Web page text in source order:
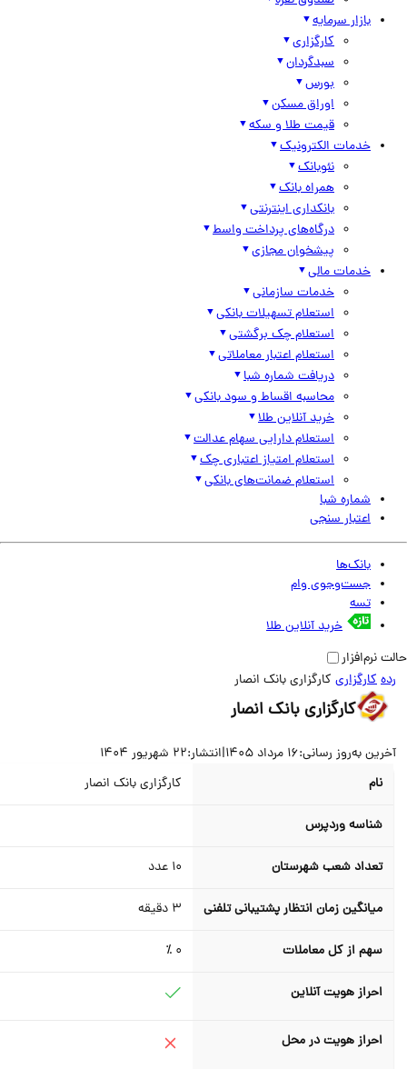
بازار سرمایه
کارگزاری
سبدگردان
بورس
اوراق مسکن
قیمت طلا و سکه
خدمات الکترونیک
نئوبانک
همراه بانک
بانکداری اینترنتی
درگاه‌های پرداخت واسط
پیشخوان مجازی
خدمات مالی
خدمات سازمانی
استعلام تسهیلات بانکی
استعلام چک برگشتی
استعلام اعتبار معاملاتی
دریافت شماره شبا
محاسبه اقساط و سود بانکی
خرید آنلاین طلا
استعلام دارایی سهام عدالت
استعلام امتیاز اعتباری چک
استعلام ضمانت‌های بانکی
شماره شبا
اعتبار سنجی
بانک‌ها
جست‌وجوی وام
تسه
خرید آنلاین طلا
کارگزاریکارگزاری بانک انصار
کارگزاری بانک انصار
به‌روز رسانی:16 مرداد 1405 |انتشار:22 شهریور 1404
کارگزاری بانک انصار
شناسه وردپرس
تعداد شعب شهرستان عدد
میانگین زمان انتظار پشتیبانی تلفنی دقیقه
سهم از کل معاملات
احراز هویت آنلاین
احراز هویت در محل